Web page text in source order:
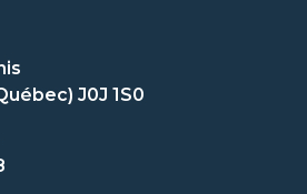
J0J 1S0